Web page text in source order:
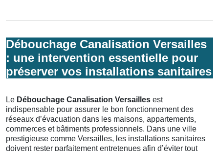
Débouchage Canalisation Versailles
: une intervention essentielle pour
préserver vos installations sanitaires
Le Débouchage Canalisation Versailles est
indispensable pour assurer le bon fonctionnement des
réseaux d’évacuation dans les maisons, appartements,
commerces et bâtiments professionnels. Dans une ville
prestigieuse comme Versailles, les installations sanitaires
doivent rester parfaitement entretenues afin d’éviter tout